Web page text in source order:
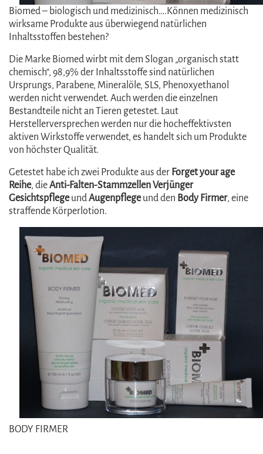
Biomed – biologisch und medizinisch….Können medizinisch
wirksame Produkte aus überwiegend natürlichen
Inhaltsstoffen bestehen?
Die Marke Biomed wirbt mit dem Slogan „organisch statt
chemisch“, 98,9% der Inhaltsstoffe sind natürlichen
Ursprungs, Parabene, Mineralöle, SLS, Phenoxyethanol
werden nicht verwendet. Auch werden die einzelnen
Bestandteile nicht an Tieren getestet. Laut
Herstellerversprechen werden nur die hocheffektivsten
aktiven Wirkstoffe verwendet, es handelt sich um Produkte
von höchster Qualität.
Getestet habe ich zwei Produkte aus der Forget your age
Reihe, dieAnti-Falten-Stammzellen Verjünger
GesichtspflegeundAugenpflegeund den Body Firmer, eine
straffende Körperlotion.
BODY FIRMER